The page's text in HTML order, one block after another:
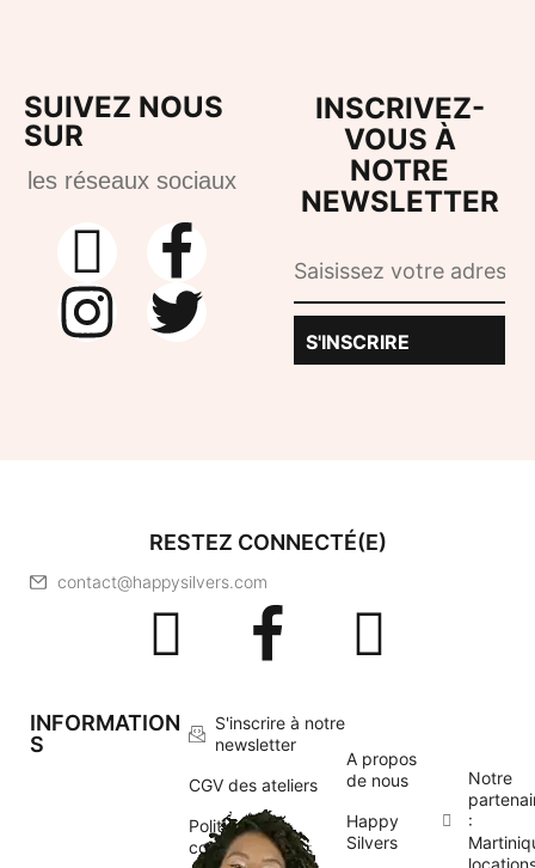
SUIVEZ NOUS
SUR
les réseaux sociaux
INSCRIVEZ-
VOUS À
NOTRE
NEWSLETTER
S'INSCRIRE
RESTEZ CONNECTÉ(E)
contact@happysilvers.com
INFORMATION
S
S'inscrire à notre
newsletter
CGV des ateliers
Politique de
confidentialité
A propos
de nous
Happy
Silvers
Notre
: